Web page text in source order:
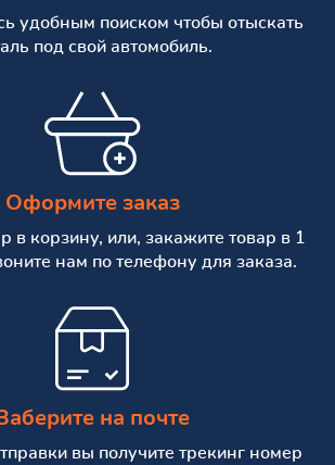
удобным поиском чтобы отыскать
под свой автомобиль.
Оформите заказ
в корзину, или, закажите товар в 1
нам по телефону для заказа.
на почте
вы получите трекинг номер